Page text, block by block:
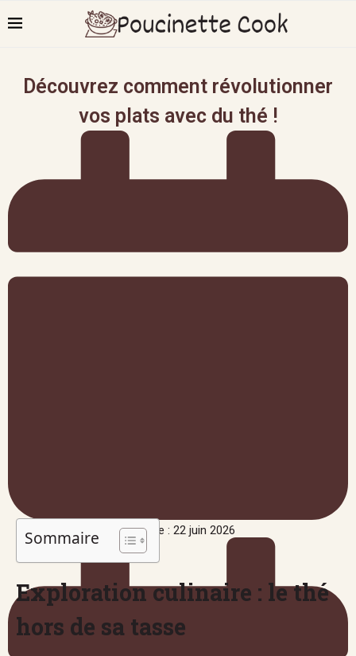
Découvrez comment révolutionner
vos plats avec du thé !
Publié le : 22 juin 2026
Sommaire
Exploration culinaire : le thé
hors de sa tasse